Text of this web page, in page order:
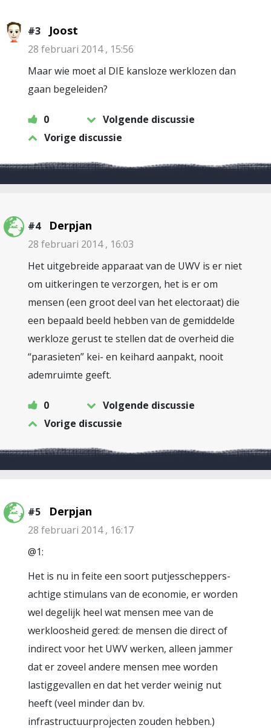
#3 Joost
28 februari 2014 , 15:56
Maar wie moet al DIE kansloze werklozen dan
gaan begeleiden?
0
Volgende discussie
Vorige discussie
#4 Derpjan
28 februari 2014 , 16:03
Het uitgebreide apparaat van de UWV is er niet
om uitkeringen te verzorgen, het is er om
mensen (een groot deel van het electoraat) die
een bepaald beeld hebben van de gemiddelde
werkloze gerust te stellen dat de overheid die
“parasieten” kei- en keihard aanpakt, nooit
ademruimte geeft.
0
Volgende discussie
Vorige discussie
#5 Derpjan
28 februari 2014 , 16:17
@1:
Het is nu in feite een soort putjesscheppers-
achtige stimulans van de economie, er worden
wel degelijk heel wat mensen mee van de
werkloosheid gered: de mensen die direct of
indirect voor het UWV werken, alleen jammer
dat er zoveel andere mensen mee worden
lastiggevallen en dat het verder weinig nut
heeft (veel minder dan bv.
infrastructuurprojecten zouden hebben.)